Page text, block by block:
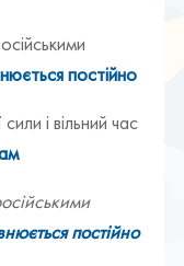
постійно
і вільний час
постійно